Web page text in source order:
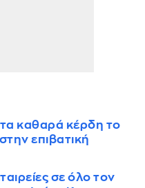
καθαρά κέρδη το
επιβατική
σε όλο τον